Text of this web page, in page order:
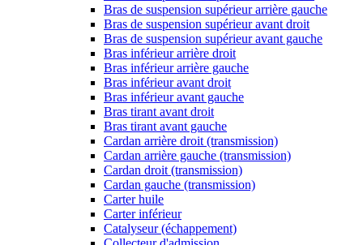
Bras de suspension supérieur arrière gauche
Bras de suspension supérieur avant droit
Bras de suspension supérieur avant gauche
Bras inférieur arrière droit
Bras inférieur arrière gauche
Bras inférieur avant droit
Bras inférieur avant gauche
Bras tirant avant droit
Bras tirant avant gauche
Cardan arrière droit (transmission)
Cardan arrière gauche (transmission)
Cardan droit (transmission)
Cardan gauche (transmission)
Carter huile
Carter inférieur
Catalyseur (échappement)